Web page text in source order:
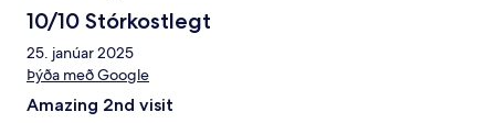
10/10 Stórkostlegt
25. janúar 2025
Þýða með Google
Amazing 2nd visit